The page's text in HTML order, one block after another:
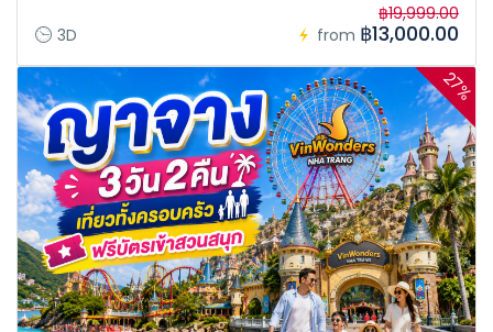
3D from
฿19,999.00
฿13,000.00
27%